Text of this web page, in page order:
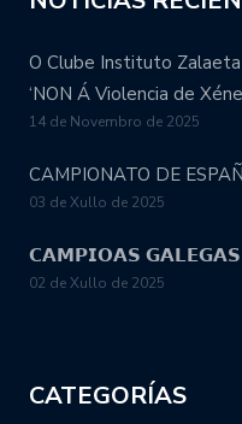
O Clube Instituto Zalaeta
‘NON Á Violencia de
14 de Novembro de 2025
CAMPIONATO DE
03 de Xullo de 2025
𝗖𝗔𝗠𝗣𝗜𝗢𝗔𝗦
02 de Xullo de 2025
CATEGORÍAS